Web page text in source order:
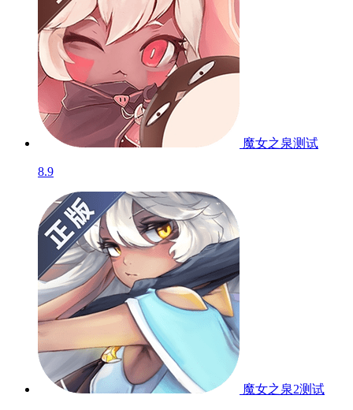
魔女之泉测试
8.9
魔女之泉2测试